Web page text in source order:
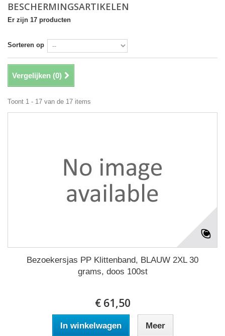
BESCHERMINGSARTIKELEN
Er zijn 17 producten
Sorteren op
Vergelijken (0)
Toont 1 - 17 van de 17 items
Bezoekersjas PP Klittenband, BLAUW 2XL 30
grams, doos 100st
€ 61,50
In winkelwagen Meer